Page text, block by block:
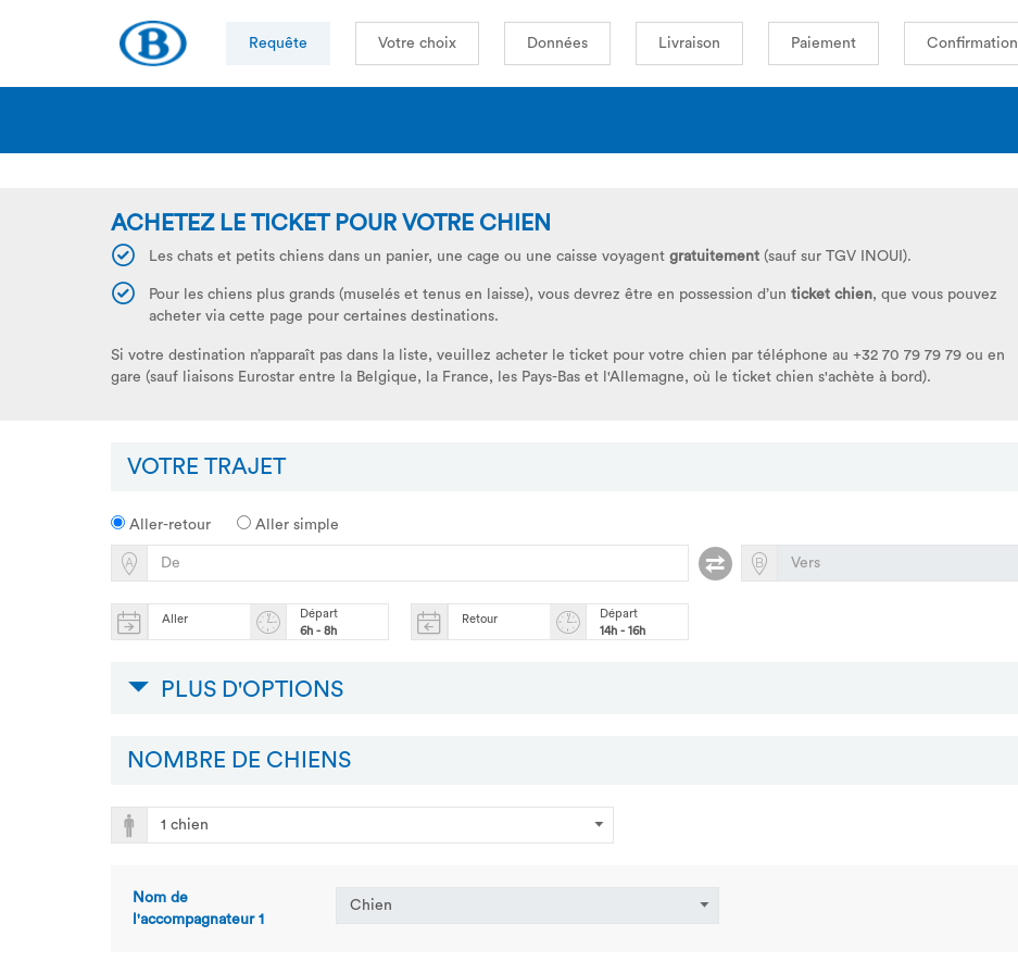
Requête Votre choix Données Livraison Paiement
Confirmation
ACHETEZ LE TICKET POUR VOTRE CHIEN
Les chats et petits chiens dans un panier, une cage ou une caisse voyagent gratuitement (sauf sur TGV INOUI).
Pour les chiens plus grands (muselés et tenus en laisse), vous devrez être en possession d’un ticket chien, que vous pouvez
acheter via cette page pour certaines destinations.
Si votre destination n’apparaît pas dans la liste, veuillez acheter le ticket pour votre chien par téléphone au +32 70 79 79 79 ou en
gare (sauf liaisons Eurostar entre la Belgique, la France, les Pays-Bas et l'Allemagne, où le ticket chien s'achète à bord).
VOTRE TRAJET
Aller-retour Aller simple
Aller
Départ
6h - 8h
Retour
Départ
14h - 16h
PLUS D'OPTIONS
NOMBRE DE CHIENS
Nom de
l'accompagnateur 1